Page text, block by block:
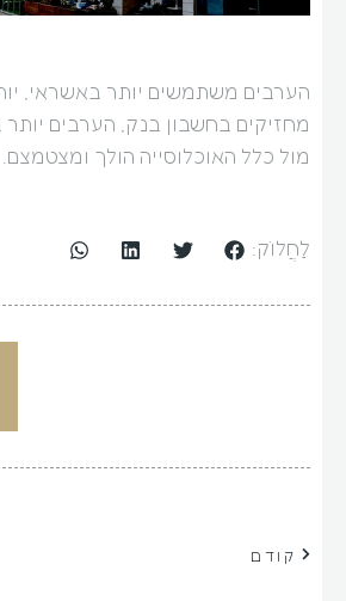
הערבים משתמשים יותר באשראי,
מחזיקים בחשבון בנק, הערבים יותר
מול כלל האוכלוסייה הולך ומצטמצם.
לַחֲלוֹק:
קודם